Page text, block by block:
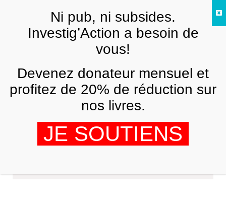
team
FRNi pub, ni subsides.
Investig’Action a besoin de
vous!
Devenez donateur mensuel et
profitez de 20% de réduction sur
nos livres.
JE SOUTIENS